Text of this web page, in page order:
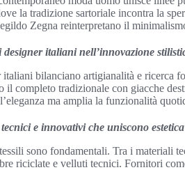
la tradizione sartoriale incontra la
Zegna reinterpretano il
designer italiani nell’innovazione
italiani bilanciano artigianalità e ricerca
il completo tradizionale con giacche
ma amplia la funzionalità
e innovativi che uniscono
sono fondamentali. Tra i materiali
riciclate e velluti tecnici. Fornitori